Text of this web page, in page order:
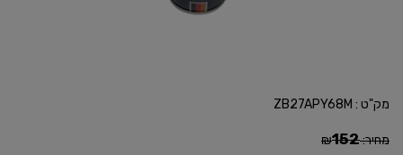
מק"ט : ZB27APY68M
מחיר: ₪152